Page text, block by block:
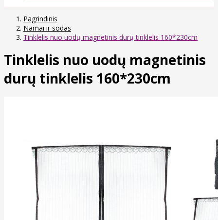
Pagrindinis
Namai ir sodas
Tinklelis nuo uodų magnetinis durų tinklelis 160*230cm
Tinklelis nuo uodų magnetinis
durų tinklelis 160*230cm